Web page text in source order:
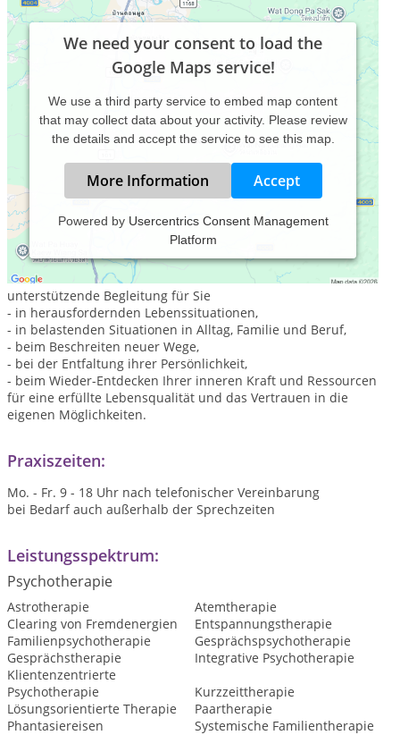
We need your consent to load the
Google Maps service!
We use a third party service to embed map content
that may collect data about your activity. Please review
the details and accept the service to see this map.
More Information Accept
Powered by Usercentrics Consent Management
Platform
"Die Tür zu sich selbst öffen
Liebe leben / Leben lieben"
Gemäß dieses Mottos sehe ich mich als achtsame und
unterstützende Begleitung für Sie
- in herausfordernden Lebenssituationen,
- in belastenden Situationen in Alltag, Familie und Beruf,
- beim Beschreiten neuer Wege,
- bei der Entfaltung ihrer Persönlichkeit,
- beim Wieder-Entdecken Ihrer inneren Kraft und Ressourcen
für eine erfüllte Lebensqualität und das Vertrauen in die
eigenen Möglichkeiten.
Praxiszeiten:
Mo. - Fr. 9 - 18 Uhr nach telefonischer Vereinbarung
bei Bedarf auch außerhalb der Sprechzeiten
Leistungsspektrum:
Psychotherapie
Astrotherapie
Atemtherapie
Clearing von Fremdenergien
Entspannungstherapie
Familienpsychotherapie
Gesprächspsychotherapie
Gesprächstherapie
Integrative Psychotherapie
Klientenzentrierte
Psychotherapie
Kurzzeittherapie
Lösungsorientierte Therapie
Paartherapie
Phantasiereisen
Systemische Familientherapie